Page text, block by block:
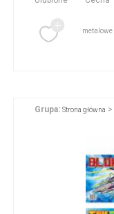
metalowe
Grupa: Strona główna >